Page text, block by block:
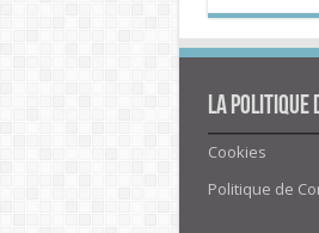
La politique
Cookies
Politique de